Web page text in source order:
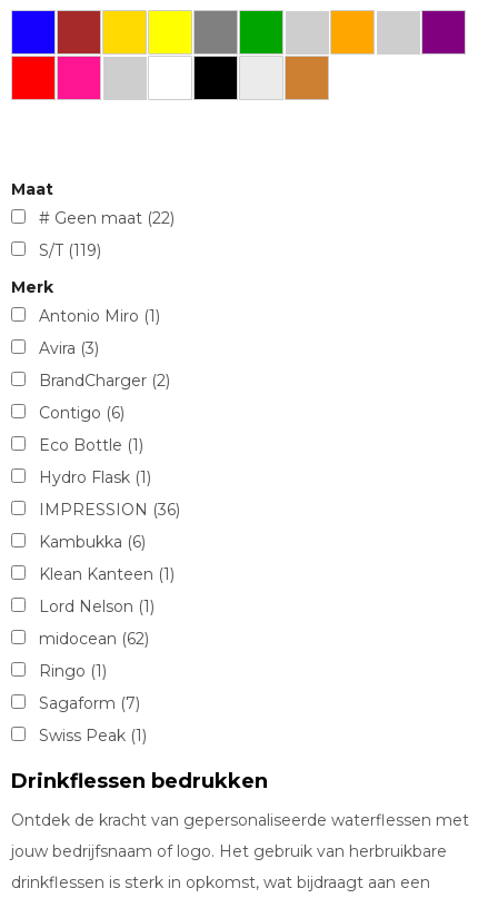
Maat
# Geen maat (22)
S/T (119)
Merk
Antonio Miro (1)
Avira (3)
BrandCharger (2)
Contigo (6)
Eco Bottle (1)
Hydro Flask (1)
IMPRESSION (36)
Kambukka (6)
Klean Kanteen (1)
Lord Nelson (1)
midocean (62)
Ringo (1)
Sagaform (7)
Swiss Peak (1)
TACX
(5)
Drinkflessen bedrukken
Ontdek de kracht van gepersonaliseerde waterflessen met
jouw bedrijfsnaam of logo. Het gebruik van herbruikbare
drinkflessen is sterk in opkomst, wat bijdraagt aan een